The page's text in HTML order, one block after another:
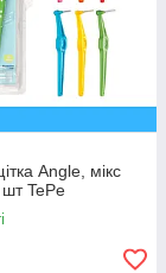
Angle, мікс
шт TePe